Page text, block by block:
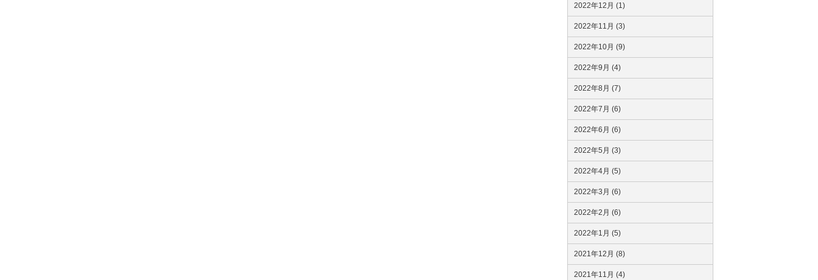
2022年12月 (1)
2022年11月 (3)
2022年10月 (9)
2022年9月 (4)
2022年8月 (7)
2022年7月 (6)
2022年6月 (6)
2022年5月 (3)
2022年4月 (5)
2022年3月 (6)
2022年2月 (6)
2022年1月 (5)
2021年12月 (8)
2021年11月 (4)